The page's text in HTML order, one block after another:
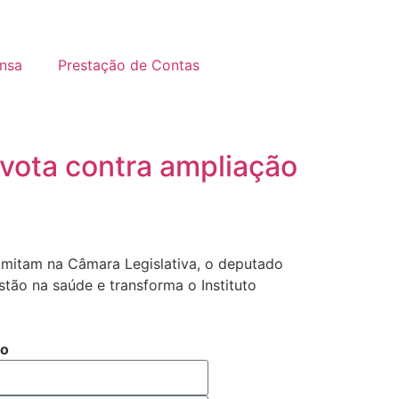
Prestação de Contas
contra ampliação
na Câmara Legislativa, o deputado
na saúde e transforma o Instituto